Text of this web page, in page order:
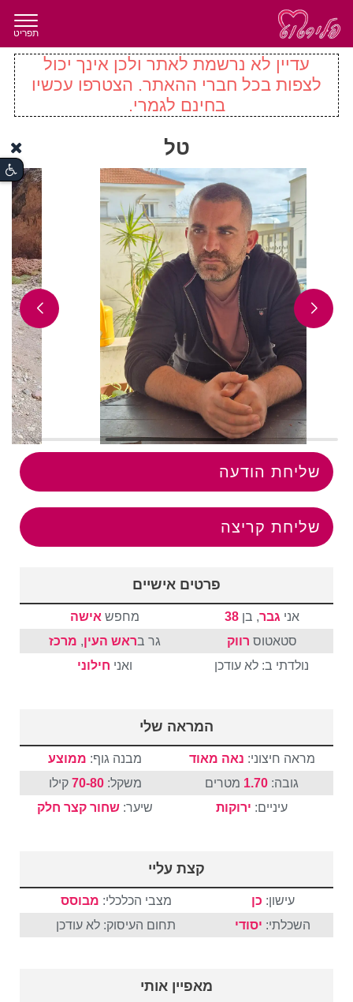
תפריט
עדיין לא נרשמת לאתר ולכן אינך יכול
לצפות בכל חברי ההאתר. הצטרפו עכשיו
בחינם לגמרי.
טל
שליחת הודעה
שליחת קריצה
פרטים אישיים
אני גבר, בן38 מחפש אישה
סטאטוס רווק גר בראש העין, מרכז
נולדתי ב: לא עודכן
ואני חילוני
המראה שלי
מראה חיצוני: נאה מאוד מבנה גוף: ממוצע
גובה: 1.70 מטרים משקל:70-80 קילו
עיניים: ירוקות שיער: שחור קצר חלק
קצת עליי
עישון: כן מצבי הכלכלי: מבוסס
השכלתי: יסודי תחום העיסוק: לא עודכן
מאפיין אותי